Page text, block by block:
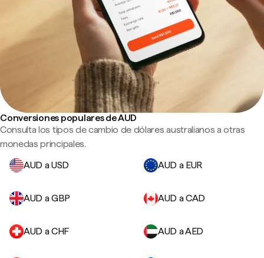
Conversiones populares de AUD
Consulta los tipos de cambio de dólares australianos a otras
monedas principales.
AUD a USD
AUD a EUR
AUD a GBP AUD a CAD
AUD a CHF AUD a AED